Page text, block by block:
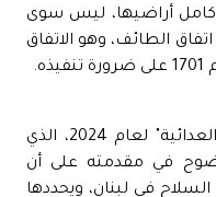
كامل أراضيها، ليس سوى
الطائف، وهو الاتفاق
وأضاف أن "إعلان وقف العمليات العدائية" لعام 2024، الذي
في مقدمته على أن
في لبنان، ويحددها